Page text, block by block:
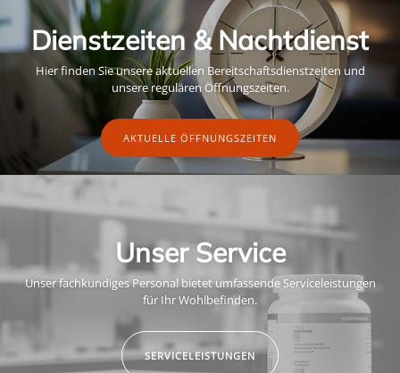
Dienstzeiten & Nachtdienst
Hier finden Sie unsere aktuellen Bereitschaftsdienstzeiten und
unsere regulären Öffnungszeiten.
AKTUELLE ÖFFNUNGSZEITEN
Unser Service
Unser fachkundiges Personal bietet umfassende Serviceleistungen
für Ihr Wohlbefinden.
SERVICELEISTUNGEN